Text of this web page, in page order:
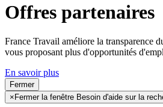
Offres partenaires
France Travail améliore la transparence
vous proposant plus d'opportunités
En savoir plus
Fermer
× Fermer la fenêtre Besoin d'aide sur la